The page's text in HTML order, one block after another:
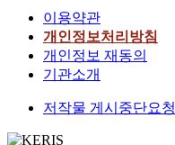
이용약관
개인정보처리방침
개인정보 재동의
기관소개
저작물 게시중단요청